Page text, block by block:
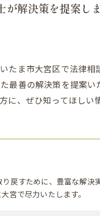
が解決策を提案し
たま市大宮区で法律
最善の解決策を提案
、ぜひ知ってほしい
戻すために、豊富な解決
宮で尽力いたします。